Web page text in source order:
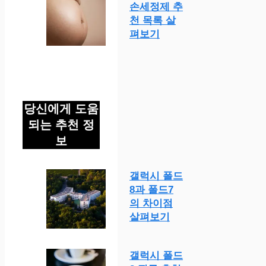
손세정제 추
천 목록 살
펴보기
당신에게 도움
되는 추천 정
보
갤럭시 폴드
8과 폴드7
의 차이점
살펴보기
갤럭시 폴드